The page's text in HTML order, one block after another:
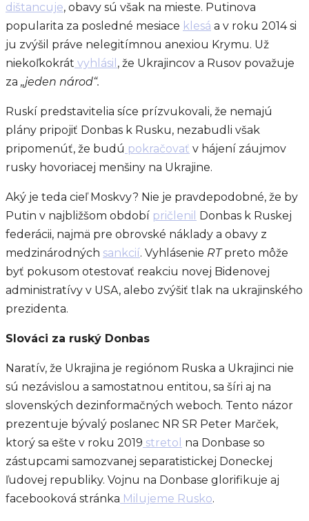
dištancuje, obavy sú však na mieste. Putinova
popularita za posledné mesiace klesá a v roku 2014 si
ju zvýšil práve nelegitímnou anexiou Krymu. Už
niekoľkokrát vyhlásil , že Ukrajincov a Rusov považuje
za „jeden národ“.
Ruskí predstavitelia síce prízvukovali, že nemajú
plány pripojiť Donbas k Rusku, nezabudli však
pripomenúť, že budú pokračovať v hájení záujmov
rusky hovoriacej menšiny na Ukrajine.
Aký je teda cieľ Moskvy? Nie je pravdepodobné, že by
Putin v najbližšom období pričlenil Donbas k Ruskej
federácii, najmä pre obrovské náklady a obavy z
medzinárodných sankcií. Vyhlásenie RTpreto môže
byť pokusom otestovať reakciu novej Bidenovej
administratívy v USA, alebo zvýšiť tlak na ukrajinského
prezidenta.
Slováci za ruský Donbas
Naratív, že Ukrajina je regiónom Ruska a Ukrajinci nie
sú nezávislou a samostatnou entitou, sa šíri aj na
slovenských dezinformačných weboch. Tento názor
prezentuje bývalý poslanec NR SR Peter Marček,
ktorý sa ešte v roku 2019 stretol na Donbase so
zástupcami samozvanej separatistickej Doneckej
ľudovej republiky. Vojnu na Donbase glorifikuje aj
facebooková stránka Milujeme Rusko.